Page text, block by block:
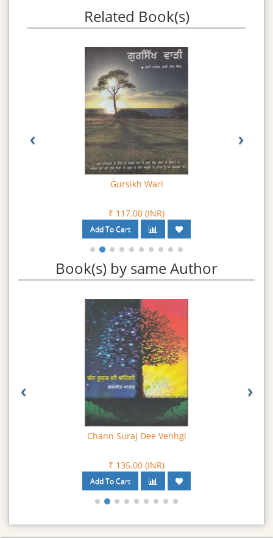
Related Book(s)
Gursikh Wari
₹ 117.00 (INR)
‹ ›
Book(s) by same Author
Chann Suraj Dee Venhgi
₹ 135.00 (INR)
‹ ›